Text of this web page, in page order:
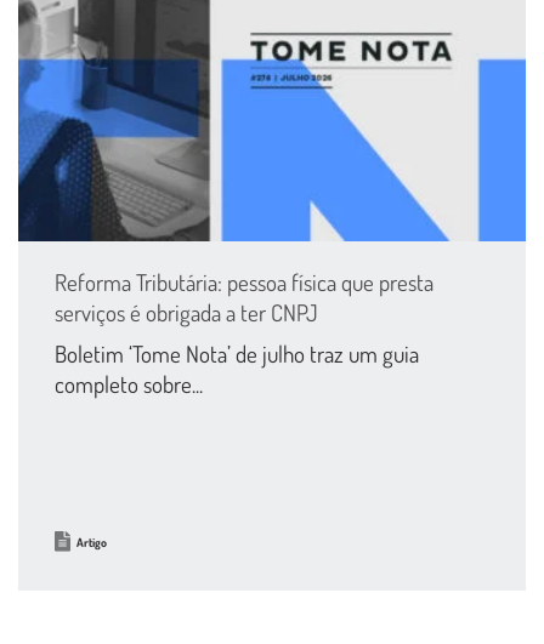
Reforma Tributária: pessoa física que presta
serviços é obrigada a ter CNPJ
Boletim ‘Tome Nota’ de julho traz um guia
completo sobre...
Artigo